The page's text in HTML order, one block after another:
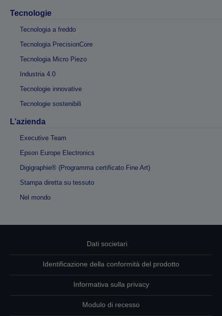
Tecnologie
Tecnologia a freddo
Tecnologia PrecisionCore
Tecnologia Micro Piezo
Industria 4.0
Tecnologie innovative
Tecnologie sostenibili
L’azienda
Executive Team
Epson Europe Electronics
Digigraphie® (Programma certificato Fine Art)
Stampa diretta su tessuto
Nel mondo
Dati societari
Identificazione della conformità del prodotto
Informativa sulla privacy
Modulo di recesso